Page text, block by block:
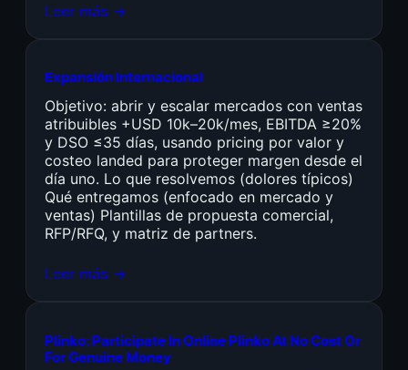
Leer más →
Expansión Internacional
Objetivo: abrir y escalar mercados con ventas
atribuibles +USD 10k–20k/mes, EBITDA ≥20%
y DSO ≤35 días, usando pricing por valor y
costeo landed para proteger margen desde el
día uno. Lo que resolvemos (dolores típicos)
Qué entregamos (enfocado en mercado y
ventas) Plantillas de propuesta comercial,
RFP/RFQ, y matriz de partners.
Leer más →
Plinko: Participate In Online Plinko At No Cost Or
For Genuine Money